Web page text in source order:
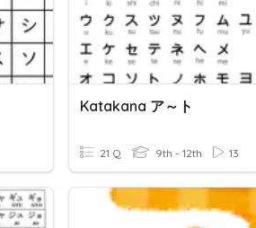
Katakana ア～ト
21 Q 9th - 12th 13